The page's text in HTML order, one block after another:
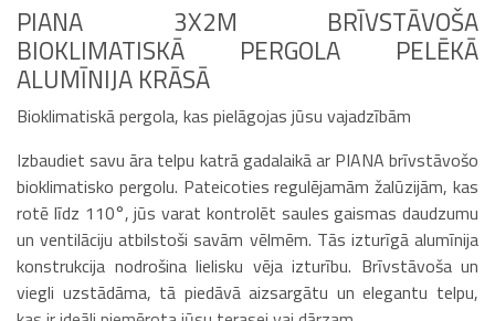
PIANA 3X2M BRĪVSTĀVOŠA
BIOKLIMATISKĀ PERGOLA PELĒKĀ
ALUMĪNIJA KRĀSĀ
Bioklimatiskā pergola, kas pielāgojas jūsu vajadzībām
Izbaudiet savu āra telpu katrā gadalaikā ar PIANA brīvstāvošo
bioklimatisko pergolu. Pateicoties regulējamām žalūzijām, kas
rotē līdz 110°, jūs varat kontrolēt saules gaismas daudzumu
un ventilāciju atbilstoši savām vēlmēm. Tās izturīgā alumīnija
konstrukcija nodrošina lielisku vēja izturību. Brīvstāvoša un
viegli uzstādāma, tā piedāvā aizsargātu un elegantu telpu,